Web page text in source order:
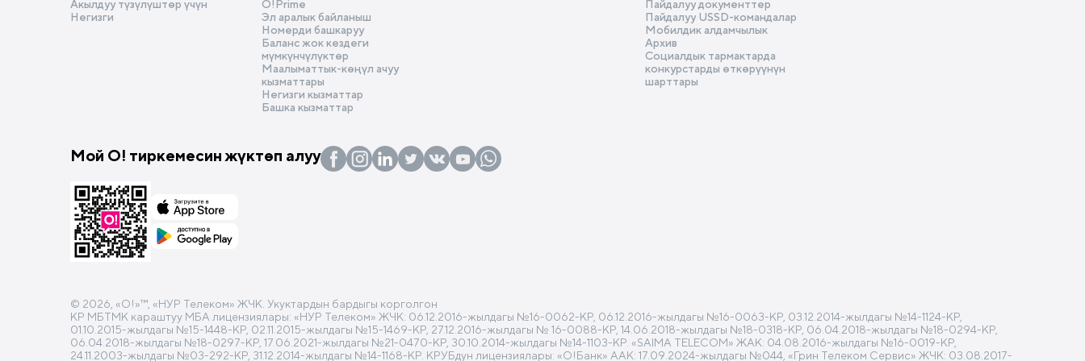
Резюмени тиркөө
Жөнөтүү
Резюмени тиркөө
Акылдуу түзүлүштөр үчүн
Негизги
O!Prime
Эл аралык байланыш
Номерди башкаруу
Баланс жок кездеги
мүмкүнчүлүктөр
Маалыматтык-көңүл ачуу
кызматтары
Негизги кызматтар
Башка кызматтар
Пайдалуу документтер
Пайдалуу USSD-командалар
Мобилдик алдамчылык
Архив
Социалдык тармактарда
конкурстарды өткөрүүнүн
шарттары
Мой О! тиркемесин жүктөп алуу
© 2026, «O!»™, «НУР Телеком» ЖЧК. Укуктардын бардыгы корголгон
КР МБТМК караштуу МБА лицензиялары: «НУР Телеком» ЖЧК: 06.12.2016-жылдагы №16-0062-КР, 06.12.2016-жылдагы №16-0063-КР, 03.12.2014-жылдагы №14-1124-КР,
01.10.2015-жылдагы №15-1448-КР, 02.11.2015-жылдагы №15-1469-КР, 27.12.2016-жылдагы № 16-0088-КР, 14.06.2018-жылдагы №18-0318-КР, 06.04.2018-жылдагы №18-0294-КР,
06.04.2018-жылдагы №18-0297-КР, 17.06.2021-жылдагы №21-0470-КР, 30.10.2014-жылдагы №14-1103-КР. «SAIMA TELECOM» ЖАК: 04.08.2016-жылдагы №16-0019-КР,
24.11.2003-жылдагы №03-292-КР, 31.12.2014-жылдагы №14-1168-КР. КРУБдун лицензиялары: «О!Банк» ААК: 17.09.2024-жылдагы №044, «Грин Телеком Сервис» ЖЧК: 03.08.2017-